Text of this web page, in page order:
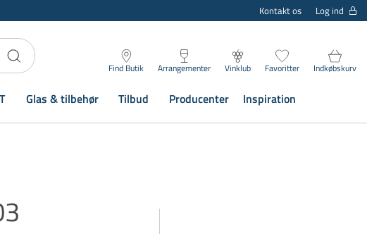
Kontakt os Log ind
Find Butik Arrangementer Vinklub Favoritter Indkøbskurv
Glas & tilbehør Tilbud Producenter Inspiration